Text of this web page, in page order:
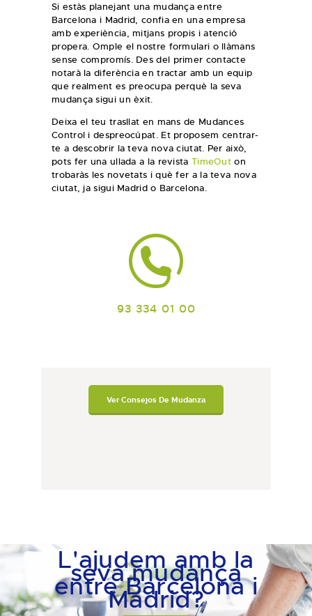
Si estàs planejant una mudança entre
Barcelona i Madrid, confia en una empresa
amb experiència, mitjans propis i atenció
propera. Omple el nostre formulari o llàmans
sense compromís. Des del primer contacte
notarà la diferència en tractar amb un equip
que realment es preocupa perquè la seva
mudança sigui un èxit.
Deixa el teu trasllat en mans de Mudances
Control i despreocúpat. Et proposem centrar-
te a descobrir la teva nova ciutat. Per això,
pots fer una ullada a la revista TimeOut on
trobaràs les novetats i què fer a la teva nova
ciutat, ja sigui Madrid o Barcelona.
93 334 01 00
Ver Consejos De Mudanza
L'ajudem amb la
seva mudança
entre Barcelona i
Madrid?